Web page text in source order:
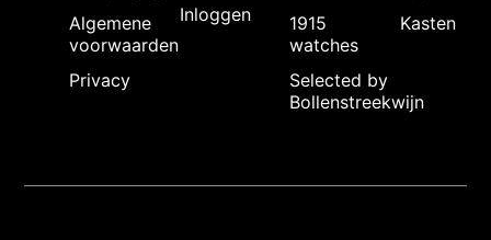
Algemene
voorwaarden
Privacy
Inloggen
1915
watches
Selected by
Bollenstreekwijn
Kasten